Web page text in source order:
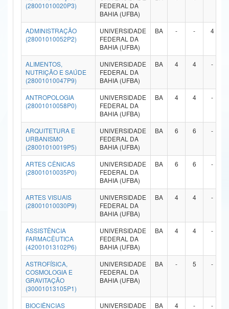
Ministério da Ciência, Tecnologia, Inovações e Comunicações
Ministério do Meio Ambiente
Ministério do Desenvolvimento Regional
Controladoria-Geral da União
Ministério da Mulher, da Família e dos Direitos Humanos
Secretaria-Geral
Secretaria de Governo
Gabinete de Segurança Institucional
Advocacia-Geral da União
(28001010020P3)
FEDERAL DA
BAHIA (UFBA)
ADMINISTRAÇÃO
(28001010052P2)
UNIVERSIDADE
FEDERAL DA
BAHIA (UFBA)
BA - - 4
ALIMENTOS,
NUTRIÇÃO E SAÚDE
(28001010047P9)
UNIVERSIDADE
FEDERAL DA
BAHIA (UFBA)
BA 4 4 -
ANTROPOLOGIA
(28001010058P0)
UNIVERSIDADE
FEDERAL DA
BAHIA (UFBA)
BA 4 4 -
ARQUITETURA E
URBANISMO
(28001010019P5)
UNIVERSIDADE
FEDERAL DA
BAHIA (UFBA)
BA 6 6 -
ARTES CÊNICAS
(28001010035P0)
UNIVERSIDADE
FEDERAL DA
BAHIA (UFBA)
BA 6 6 -
ARTES VISUAIS
(28001010030P9)
UNIVERSIDADE
FEDERAL DA
BAHIA (UFBA)
BA 4 4 -
ASSISTÊNCIA
FARMACÊUTICA
(42001013102P6)
UNIVERSIDADE
FEDERAL DA
BAHIA (UFBA)
BA 4 4 -
ASTROFÍSICA,
COSMOLOGIA E
GRAVITAÇÃO
(30001013105P1)
UNIVERSIDADE
FEDERAL DA
BAHIA (UFBA)
BA - 5 -
BIOCIÊNCIAS
UNIVERSIDADE
BA 4 - -